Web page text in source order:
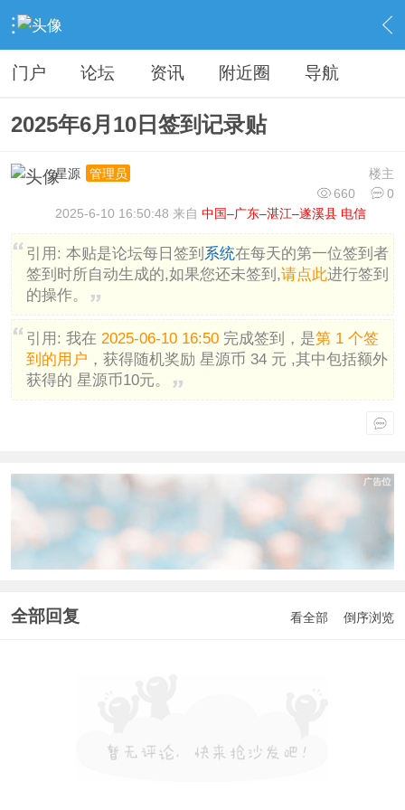
› 分类信息 › 广告灌水 › 内容
门户 论坛 资讯 附近圈 导航
2025年6月10日签到记录贴
楼主
星源
管理员
660
0
2025-6-10 16:50:48 来自 中国–广东–湛江–遂溪县 电信
引用: 本贴是论坛每日签到 系统在每天的第一位签到者
签到时所自动生成的,如果您还未签到,请点此进行签到
的操作。
引用: 我在 2025-06-10 16:50完成签到，是第 1 个签
到的用户 ，获得随机奖励 星源币 34 元 ,其中包括额外
获得的 星源币10元。
全部回复 看全部 倒序浏览